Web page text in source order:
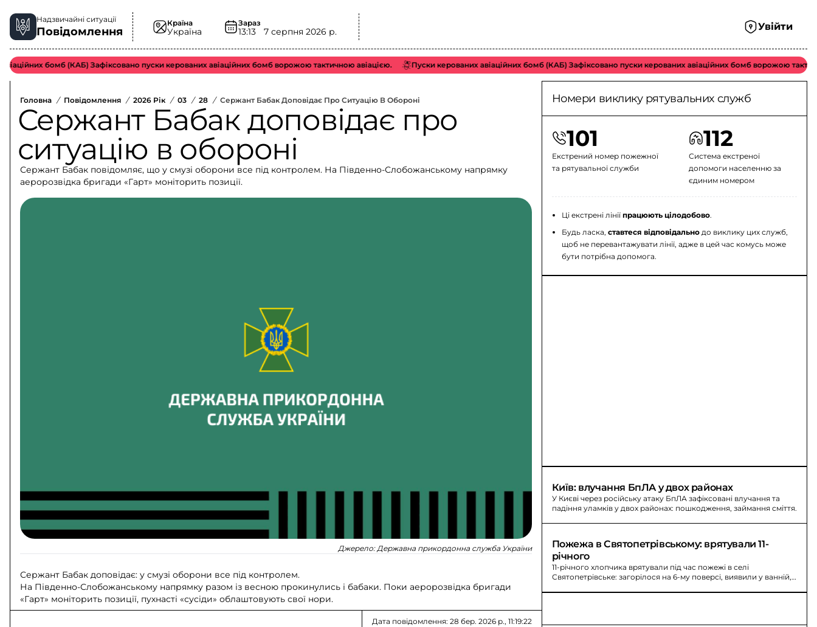
Надзвичайні ситуації
Повідомлення
Країна
Україна
Зараз
13:13 7 серпня 2026 р. Увійти
бомб (КАБ) Зафіксовано пуски керованих авіаційних бомб ворожою тактичною авіацією. Пуски керованих авіаційних бомб (КАБ) Зафіксовано пуски керованих авіаційних бомб ворожою тактичною
Головна / Повідомлення / 2026 Рік / 03 / 28 / Сержант Бабак Доповідає Про Ситуацію В Обороні
Сержант Бабак доповідає про
ситуацію в обороні
Сержант Бабак повідомляє, що у смузі оборони все під контролем. На Південно-Слобожанському напрямку
аеророзвідка бригади «Гарт» моніторить позиції.
Джерело:Державна прикордонна служба України
Сержант Бабак доповідає: у смузі оборони все під контролем.
На Південно-Слобожанському напрямку разом із весною прокинулись і бабаки. Поки аеророзвідка бригади
«Гарт» моніторить позиції, пухнасті «сусіди» облаштовують свої нори.
Дата повідомлення: 28 бер. 2026 р., 11:19:22
Номери виклику рятувальних служб
101
Екстрений номер пожежної
та рятувальної служби
112
Система екстреної
допомоги населенню за
єдиним номером
Ці екстрені лінії працюють цілодобово.
Будь ласка, ставтеся відповідальнодо виклику цих служб,
щоб не перевантажувати лінії, адже в цей час комусь може
бути потрібна допомога.
Київ: влучання БпЛА у двох районах
У Києві через російську атаку БпЛА зафіксовані влучання та
падіння уламків у двох районах: пошкодження, займання сміття.
Пожежа в Святопетрівському: врятували 11-
річного
11-річного хлопчика врятували під час пожежі в селі
Святопетрівське: загорілося на 6-му поверсі, виявили у ванній,